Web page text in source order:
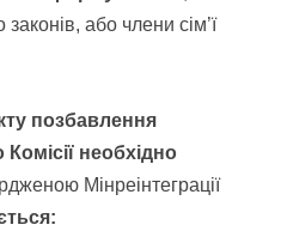
законів, або члени сім’ї
позбавлення
необхідно
Мінреінтеграції